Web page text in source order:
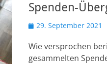
Spenden-
Veröffentlicht
29. September 2021
Wie versprochen
gesammelten